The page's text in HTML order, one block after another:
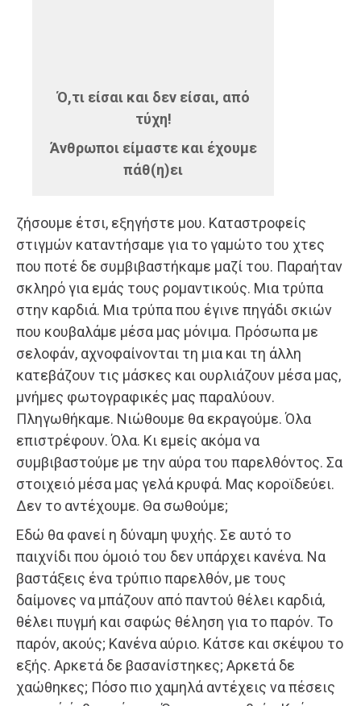
Ό,τι είσαι και δεν είσαι, από
τύχη!
Άνθρωποι είμαστε και έχουμε
πάθ(η)ει
ζήσουμε έτσι, εξηγήστε μου. Καταστροφείς
στιγμών καταντήσαμε για το γαμώτο του χτες
που ποτέ δε συμβιβαστήκαμε μαζί του. Παραήταν
σκληρό για εμάς τους ρομαντικούς. Μια τρύπα
στην καρδιά. Μια τρύπα που έγινε πηγάδι σκιών
που κουβαλάμε μέσα μας μόνιμα. Πρόσωπα με
σελοφάν, αχνοφαίνονται τη μια και τη άλλη
κατεβάζουν τις μάσκες και ουρλιάζουν μέσα μας,
μνήμες φωτογραφικές μας παραλύουν.
Πληγωθήκαμε. Νιώθουμε θα εκραγούμε. Όλα
επιστρέφουν. Όλα. Κι εμείς ακόμα να
συμβιβαστούμε με την αύρα του παρελθόντος. Σα
στοιχειό μέσα μας γελά κρυφά. Μας κοροϊδεύει.
Δεν το αντέχουμε. Θα σωθούμε;
Εδώ θα φανεί η δύναμη ψυχής. Σε αυτό το
παιχνίδι που όμοιό του δεν υπάρχει κανένα. Να
βαστάξεις ένα τρύπιο παρελθόν, με τους
δαίμονες να μπάζουν από παντού θέλει καρδιά,
θέλει πυγμή και σαφώς θέληση για το παρόν. Το
παρόν, ακούς; Κανένα αύριο. Κάτσε και σκέψου το
εξής. Αρκετά δε βασανίστηκες; Αρκετά δε
χαώθηκες; Πόσο πιο χαμηλά αντέχεις να πέσεις